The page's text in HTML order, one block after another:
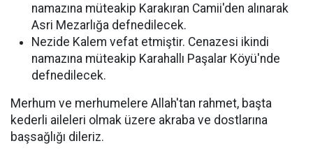
namazına müteakip Karakıran Camii'den alınarak
Asri Mezarlığa defnedilecek.
Nezide Kalem vefat etmiştir. Cenazesi ikindi
namazına müteakip Karahallı Paşalar Köyü'nde
defnedilecek.
Merhum ve merhumelere Allah'tan rahmet, başta
kederli aileleri olmak üzere akraba ve dostlarına
başsağlığı dileriz.